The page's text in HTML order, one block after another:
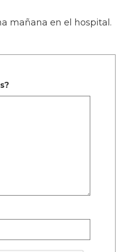
mañana en el hospital.